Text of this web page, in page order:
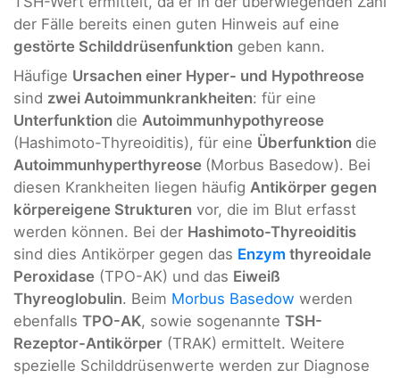
der Fälle bereits einen guten Hinweis auf eine
gestörte Schilddrüsenfunktion geben kann.
Häufige Ursachen einer Hyper- und Hypothreose
sind zwei Autoimmunkrankheiten: für eine
Unterfunktion die Autoimmunhypothyreose
(Hashimoto-Thyreoiditis), für eine Überfunktion die
Autoimmunhyperthyreose (Morbus Basedow). Bei
diesen Krankheiten liegen häufig Antikörper gegen
körpereigene Strukturen vor, die im Blut erfasst
werden können. Bei der Hashimoto-Thyreoiditis
sind dies Antikörper gegen das Enzym thyreoidale
Peroxidase (TPO-AK) und das Eiweiß
Thyreoglobulin. Beim Morbus Basedow werden
ebenfalls TPO-AK, sowie sogenannte TSH-
Rezeptor-Antikörper (TRAK) ermittelt. Weitere
spezielle Schilddrüsenwerte werden zur Diagnose